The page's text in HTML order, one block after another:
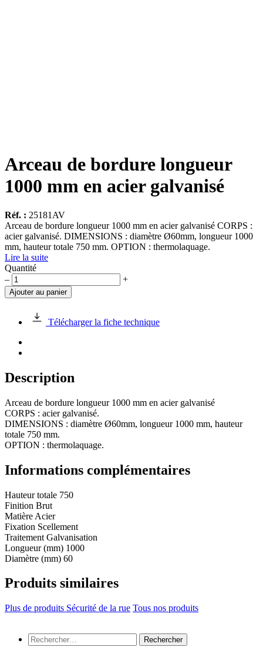
Arceau de bordure longueur
1000 mm en acier galvanisé
Réf. : 25181AV
Arceau de bordure longueur 1000 mm en acier galvanisé CORPS :
acier galvanisé. DIMENSIONS : diamètre Ø60mm, longueur 1000
mm, hauteur totale 750 mm. OPTION : thermolaquage.
Lire la suite
Quantité
quantité
de
Arceau
bordure
1000
acier
galvanisé
– +
Ajouter au panier
Télécharger la fiche technique
Description
Arceau de bordure longueur 1000 mm en acier galvanisé
CORPS : acier galvanisé.
DIMENSIONS : diamètre Ø60mm, longueur 1000 mm, hauteur
totale 750 mm.
OPTION : thermolaquage.
Informations complémentaires
Hauteur totale 750
Finition Brut
Matière Acier
Fixation Scellement
Traitement Galvanisation
Longueur (mm) 1000
Diamètre (mm) 60
Produits similaires
Plus de produits Sécurité de la rue Tous nos produits
Rechercher :